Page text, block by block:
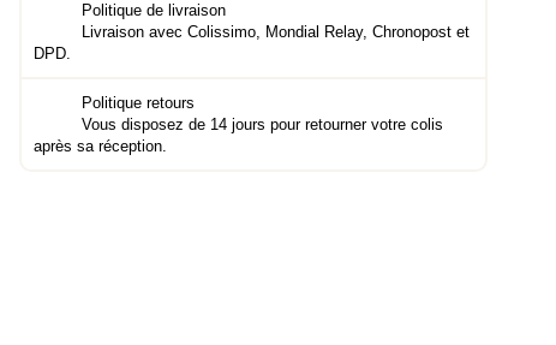
Politique de livraison
Livraison avec Colissimo, Mondial Relay, Chronopost et
DPD.
Politique retours
Vous disposez de 14 jours pour retourner votre colis
après sa réception.